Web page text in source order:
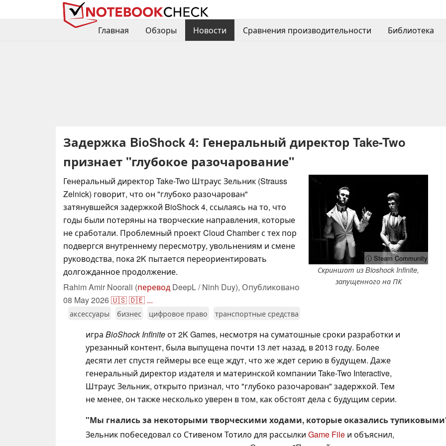
Главная Обзоры Новости Сравнения производительности Библиотека
Задержка BioShock 4: Генеральный директор Take-Two
признает "глубокое разочарование"
ⓘ Steam Community
Скриншот из Bioshock Infinite,
запущенного на ПК
Генеральный директор Take-Two Штраус Зельник (Strauss
Zelnick) говорит, что он "глубоко разочарован"
затянувшейся задержкой BioShock 4, ссылаясь на то, что
годы были потеряны на творческие направления, которые
не сработали. Проблемный проект Cloud Chamber с тех пор
подвергся внутреннему пересмотру, увольнениям и смене
руководства, пока 2K пытается переориентировать
долгожданное продолжение.
Rahim Amir Noorali (перевод DeepL / Ninh Duy), Опубликовано
08 May 2026🇺🇸🇩🇪 ...
аксессуары бизнес цифровое право транспортные средства
игра BioShock Infiniteот 2K Games, несмотря на суматошные сроки разработки и
урезанный контент, была выпущена почти 13 лет назад, в 2013 году. Более
десяти лет спустя геймеры все еще ждут, что же ждет серию в будущем. Даже
генеральный директор издателя и материнской компании Take-Two Interactive,
Штраус Зельник, открыто признал, что "глубоко разочарован" задержкой. Тем
не менее, он также несколько уверен в том, как обстоят дела с будущим серии.
"Мы гнались за некоторыми творческими ходами, которые оказались
Зельник побеседовал со Стивеном Тотило для рассылки Game File и объяснил,